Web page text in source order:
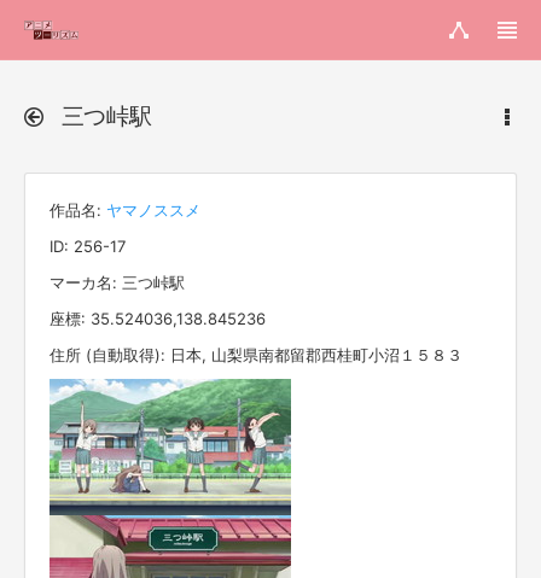
三つ峠駅
作品名: ヤマノススメ
ID: 256-17
マーカ名: 三つ峠駅
座標: 35.524036,138.845236
住所 (自動取得): 日本, 山梨県南都留郡西桂町小沼１５８３